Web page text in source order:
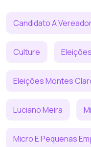
Candidato A
Culture
Eleições Montes
Luciano Meira
Micro E Pequenas